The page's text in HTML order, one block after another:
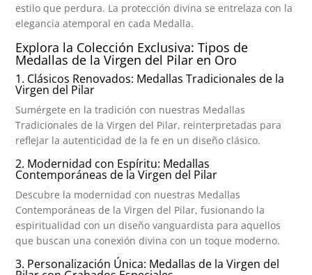
estilo que perdura. La protección divina se entrelaza con la
elegancia atemporal en cada Medalla.
Explora la Colección Exclusiva: Tipos de
Medallas de la Virgen del Pilar en Oro
1. Clásicos Renovados: Medallas Tradicionales de la
Virgen del Pilar
Sumérgete en la tradición con nuestras Medallas
Tradicionales de la Virgen del Pilar, reinterpretadas para
reflejar la autenticidad de la fe en un diseño clásico.
2. Modernidad con Espíritu: Medallas
Contemporáneas de la Virgen del Pilar
Descubre la modernidad con nuestras Medallas
Contemporáneas de la Virgen del Pilar, fusionando la
espiritualidad con un diseño vanguardista para aquellos
que buscan una conexión divina con un toque moderno.
3. Personalización Única: Medallas de la Virgen del